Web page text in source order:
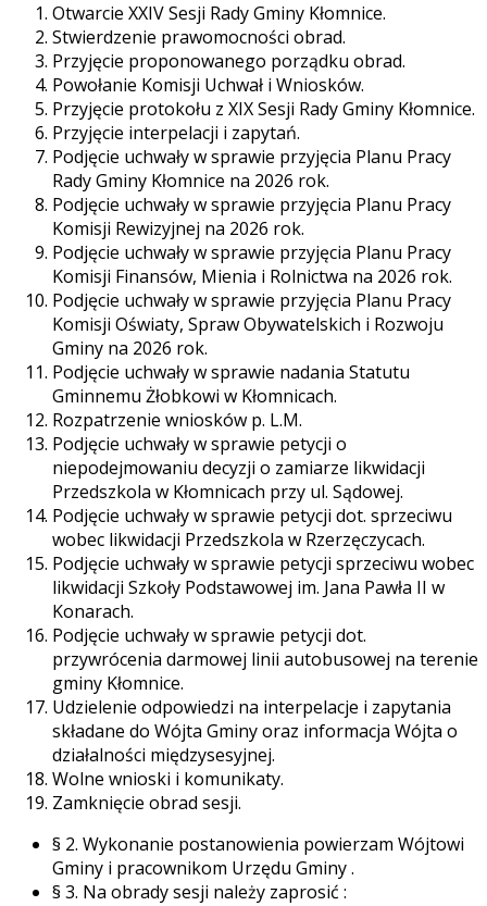
Otwarcie XXIV Sesji Rady Gminy Kłomnice.
Stwierdzenie prawomocności obrad.
Przyjęcie proponowanego porządku obrad.
Powołanie Komisji Uchwał i Wniosków.
Przyjęcie protokołu z XIX Sesji Rady Gminy Kłomnice.
Przyjęcie interpelacji i zapytań.
Podjęcie uchwały w sprawie przyjęcia Planu Pracy
Rady Gminy Kłomnice na 2026 rok.
Podjęcie uchwały w sprawie przyjęcia Planu Pracy
Komisji Rewizyjnej na 2026 rok.
Podjęcie uchwały w sprawie przyjęcia Planu Pracy
Komisji Finansów, Mienia i Rolnictwa na 2026 rok.
Podjęcie uchwały w sprawie przyjęcia Planu Pracy
Komisji Oświaty, Spraw Obywatelskich i Rozwoju
Gminy na 2026 rok.
Podjęcie uchwały w sprawie nadania Statutu
Gminnemu Żłobkowi w Kłomnicach.
Rozpatrzenie wniosków p. L.M.
Podjęcie uchwały w sprawie petycji o
niepodejmowaniu decyzji o zamiarze likwidacji
Przedszkola w Kłomnicach przy ul. Sądowej.
Podjęcie uchwały w sprawie petycji dot. sprzeciwu
wobec likwidacji Przedszkola w Rzerzęczycach.
Podjęcie uchwały w sprawie petycji sprzeciwu wobec
likwidacji Szkoły Podstawowej im. Jana Pawła II w
Konarach.
Podjęcie uchwały w sprawie petycji dot.
przywrócenia darmowej linii autobusowej na terenie
gminy Kłomnice.
Udzielenie odpowiedzi na interpelacje i zapytania
składane do Wójta Gminy oraz informacja Wójta o
działalności międzysesyjnej.
Wolne wnioski i komunikaty.
Zamknięcie obrad sesji.
§ 2. Wykonanie postanowienia powierzam Wójtowi
Gminy i pracownikom Urzędu Gminy .
§ 3. Na obrady sesji należy zaprosić :